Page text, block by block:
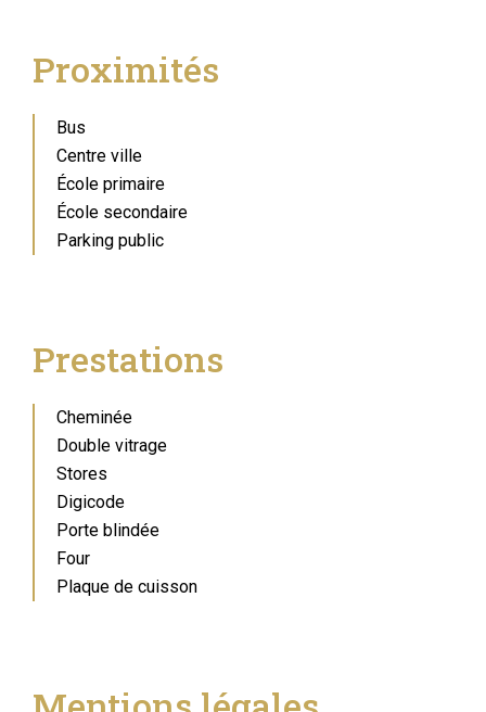
Proximités
Bus
Centre ville
École primaire
École secondaire
Parking public
Prestations
Cheminée
Double vitrage
Stores
Digicode
Porte blindée
Four
Plaque de cuisson